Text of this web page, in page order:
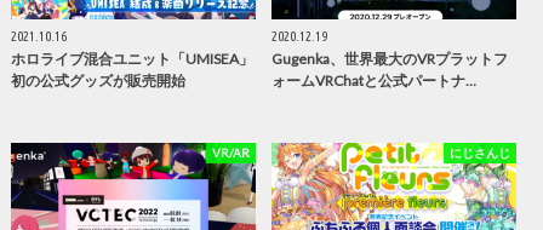
2021.10.16
ホロライブ混合ユニット「UMISEA」
初の公式グッズが販売開始
2020.12.19
Gugenka、世界最大のVRプラットフ
ォームVRChatと公式パートナ…
VR/AR にじさんじ